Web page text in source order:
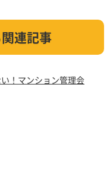
連記事
！マンション管理会